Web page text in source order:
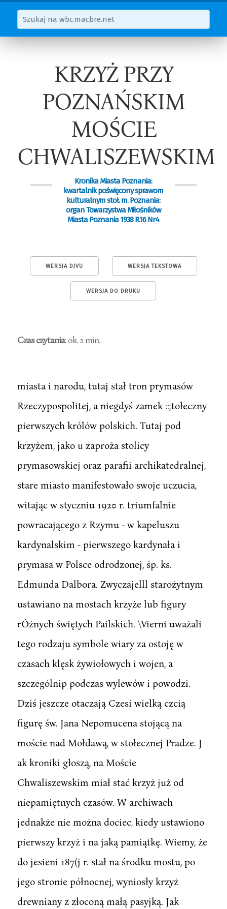
KRZYŻ PRZY
POZNAŃSKIM
MOŚCIE
CHWALISZEWSKIM
Kronika Miasta Poznania:
kwartalnik poświęcony sprawom
kulturalnym stoł. m. Poznania:
organ Towarzystwa Miłośników
Miasta Poznania 1938 R.16 Nr4
WERSJA DJVU WERSJA TEKSTOWA
WERSJA DO DRUKU
Czas czytania: ok. 2 min.
miasta i narodu, tutaj stał tron prymasów
Rzeczypospolitej, a niegdyś zamek ::;tołeczny
pierwszych królów polskich. Tutaj pod
krzyżem, jako u zaproża stolicy
prymasowskiej oraz parafii archikatedralnej,
stare miasto manifestowało swoje uczucia,
witając w styczniu 1920 r. triumfalnie
powracającego z Rzymu - w kapeluszu
kardynalskim - pierwszego kardynała i
prymasa w Polsce odrodzonej, śp. ks.
Edmunda Dalbora. Zwyczajelll starożytnym
ustawiano na mostach krzyże lub figury
rÓżnych świętych Pailskich. \Vierni uważali
tego rodzaju symbole wiary za ostoję w
czasach klęsk żywiołowych i wojen, a
szczególnip podczas wylewów i powodzi.
Dziś jeszcze otaczają Czesi wielką czcią
figurę św. Jana Nepomucena stojącą na
moście nad Mołdawą, w stołecznej Pradze. J
ak kroniki głoszą, na Moście
Chwaliszewskim miał stać krzyż już od
niepamiętnych czasów. W archiwach
jednakże nie można dociec, kiedy ustawiono
pierwszy krzyż i na jaką pamiątkę. Wiemy, że
do jesieni 187(j r. stał na środku mostu, po
jego stronie północnej, wyniosły krzyż
drewniany z złoconą małą pasyjką. Jak